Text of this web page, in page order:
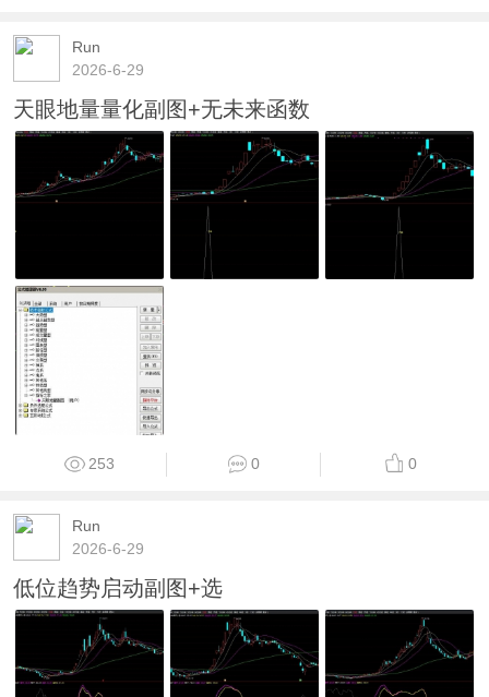
Run
2026-6-29
天眼地量量化副图+无未来函数
253 0 0
Run
2026-6-29
低位趋势启动副图+选